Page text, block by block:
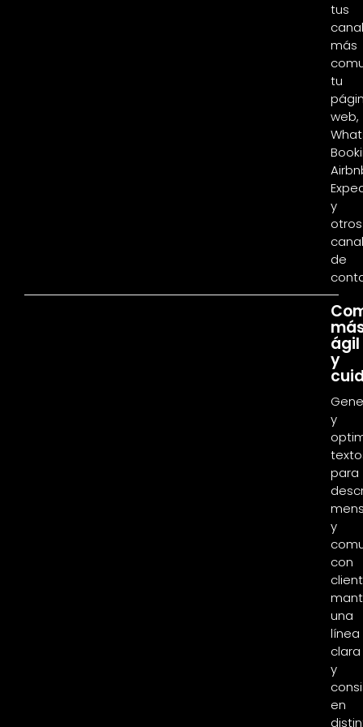
tus
más
tu
web,
y
otros
de
ágil
y
y
para
y
con
una
línea
clara
y
en